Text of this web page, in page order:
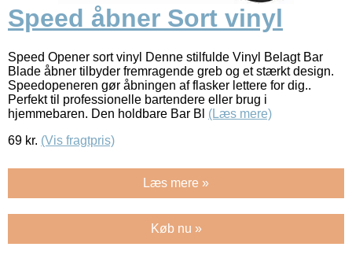
Speed åbner Sort vinyl
Speed Opener sort vinyl Denne stilfulde Vinyl Belagt Bar
Blade åbner tilbyder fremragende greb og et stærkt design.
Speedopeneren gør åbningen af flasker lettere for dig..
Perfekt til professionelle bartendere eller brug i
hjemmebaren. Den holdbare Bar Bl (Læs mere)
69 kr. (Vis fragtpris)
Læs mere »
Køb nu »